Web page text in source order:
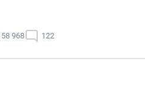
968 122